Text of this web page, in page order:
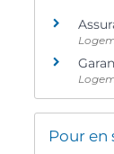
Pour en